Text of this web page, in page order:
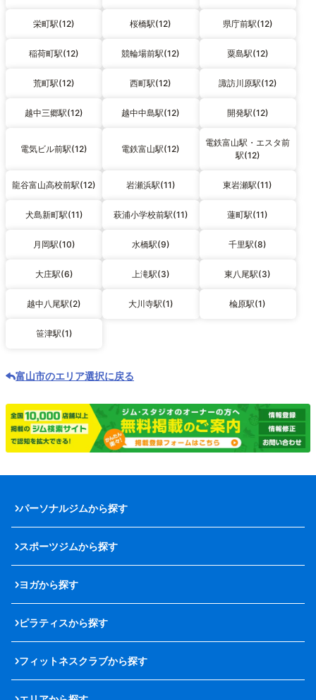
栄町駅(12) 桜橋駅(12) 県庁前駅(12)
稲荷町駅(12) 競輪場前駅(12) 粟島駅(12)
荒町駅(12) 西町駅(12) 諏訪川原駅(12)
越中三郷駅(12) 越中中島駅(12) 開発駅(12)
電気ビル前駅(12) 電鉄富山駅(12)
電鉄富山駅・エスタ前
駅(12)
龍谷富山高校前駅(12) 岩瀬浜駅(11) 東岩瀬駅(11)
犬島新町駅(11) 萩浦小学校前駅(11) 蓮町駅(11)
月岡駅(10) 水橋駅(9) 千里駅(8)
大庄駅(6) 上滝駅(3) 東八尾駅(3)
越中八尾駅(2) 大川寺駅(1) 楡原駅(1)
笹津駅(1)
富山市のエリア選択に戻る
パーソナルジムから探す
スポーツジムから探す
ヨガから探す
ピラティスから探す
フィットネスクラブから探す